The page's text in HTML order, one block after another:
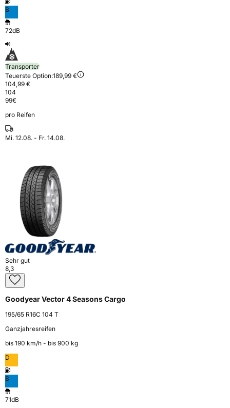
B
72dB
Transporter
Teuerste Option:189,99 €
104,99 €
104
99€
pro Reifen
Mi. 12.08. - Fr. 14.08.
Sehr gut
8,3
Goodyear Vector 4 Seasons Cargo
195/65 R16C 104 T
Ganzjahresreifen
bis 190 km⁠/⁠h - bis 900 kg
D
B
71dB